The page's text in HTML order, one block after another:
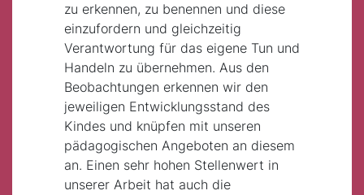
zu erkennen, zu benennen und diese
einzufordern und gleichzeitig
Verantwortung für das eigene Tun und
Handeln zu übernehmen. Aus den
Beobachtungen erkennen wir den
jeweiligen Entwicklungsstand des
Kindes und knüpfen mit unseren
pädagogischen Angeboten an diesem
an. Einen sehr hohen Stellenwert in
unserer Arbeit hat auch die